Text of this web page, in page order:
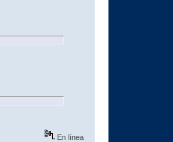
En línea